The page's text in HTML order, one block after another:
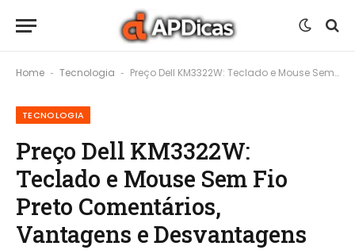
Home - Tecnologia - Preço Dell KM3322W: Teclado e Mouse Sem Fio Preto Comentários, Vantagens e Desvantagens
TECNOLOGIA
Preço Dell KM3322W:
Teclado e Mouse Sem Fio
Preto Comentários,
Vantagens e Desvantagens